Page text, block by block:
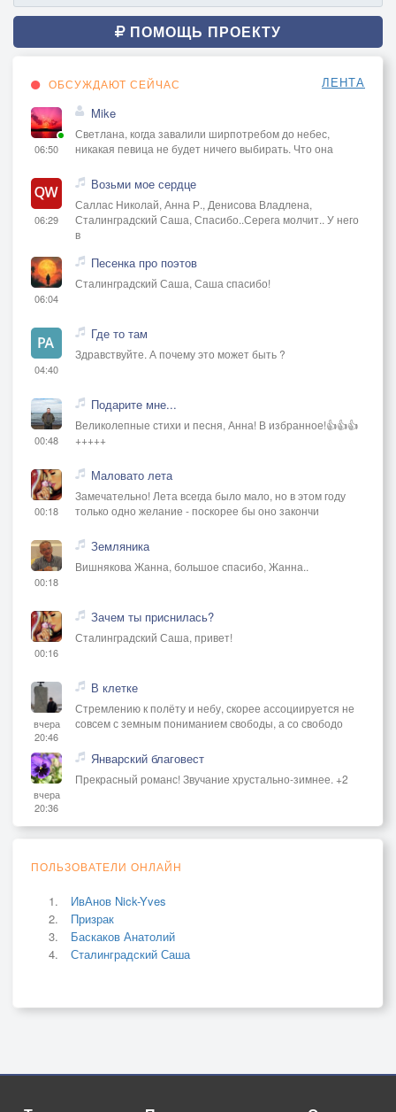
ПОМОЩЬ ПРОЕКТУ
ОБСУЖДАЮТ СЕЙЧАС ЛЕНТА
06:50
Mike
Светлана, когда завалили ширпотребом до небес,
никакая певица не будет ничего выбирать. Что она
06:29
Возьми мое сердце
Саллас Николай, Анна Р., Денисова Владлена,
Сталинградский Саша, Спасибо..Серега молчит.. У него
в
06:04
Песенка про поэтов
Сталинградский Саша, Саша спасибо!
04:40
Где то там
Здравствуйте. А почему это может быть ?
00:48
Подарите мне...
Великолепные стихи и песня, Анна! В избранное!👍👍👍
+++++
00:18
Маловато лета
Замечательно! Лета всегда было мало, но в этом году
только одно желание - поскорее бы оно закончи
00:18
Земляника
Вишнякова Жанна, большое спасибо, Жанна..
00:16
Зачем ты приснилась?
Сталинградский Саша, привет!
вчера
20:46
В клетке
Стремлению к полёту и небу, скорее ассоциируется не
совсем с земным пониманием свободы, а со свободо
вчера
20:36
Январский благовест
Прекрасный романс! Звучание хрустально-зимнее. +2
ПОЛЬЗОВАТЕЛИ ОНЛАЙН
ИвАнов Nick-Yves
Призрак
Баскаков Анатолий
Сталинградский Саша